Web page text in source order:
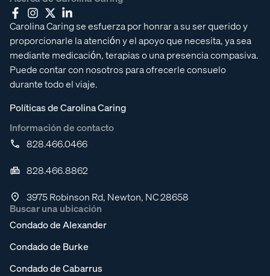
Carolina Caring se esfuerza por honrar a su ser querido y
proporcionarle la atención y el apoyo que necesita, ya sea
mediante medicación, terapias o una presencia compasiva.
Puede contar con nosotros para ofrecerle consuelo
durante todo el viaje.
Políticas de Carolina Caring
Información de contacto
828.466.0466
828.466.8862
3975 Robinson Rd, Newton, NC 28658
Buscar una ubicación
Condado de Alexander
Condado de Burke
Condado de Cabarrus